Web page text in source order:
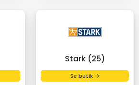
Stark (25)
Se butik →